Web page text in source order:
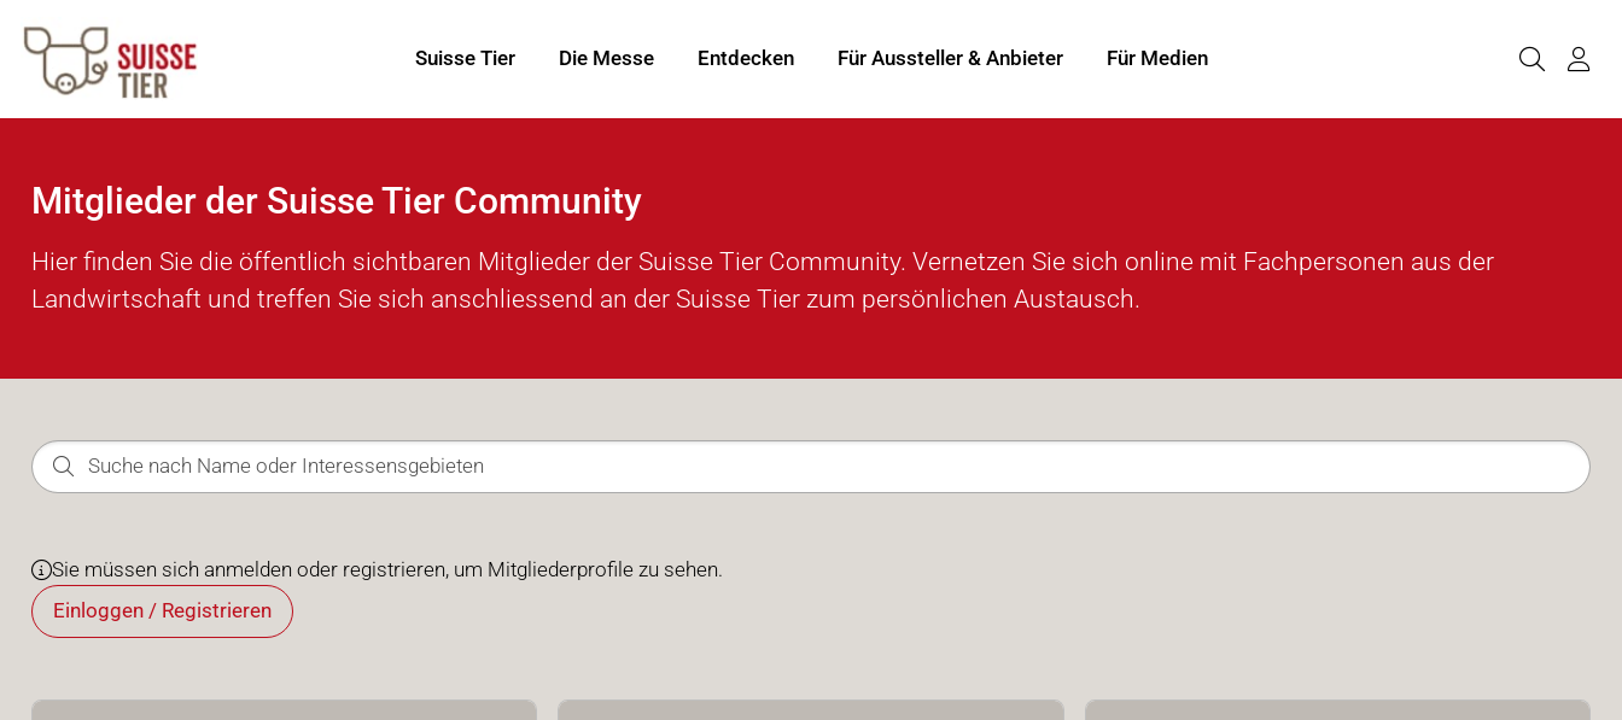
Suisse Tier Die Messe Entdecken Für Aussteller & Anbieter Für Medien
Mitglieder der Suisse Tier Community
Hier finden Sie die öffentlich sichtbaren Mitglieder der Suisse Tier Community. Vernetzen Sie sich online mit Fachpersonen aus der
Landwirtschaft und treffen Sie sich anschliessend an der Suisse Tier zum persönlichen Austausch.
Sie müssen sich anmelden oder registrieren, um Mitgliederprofile zu sehen.
Einloggen / Registrieren